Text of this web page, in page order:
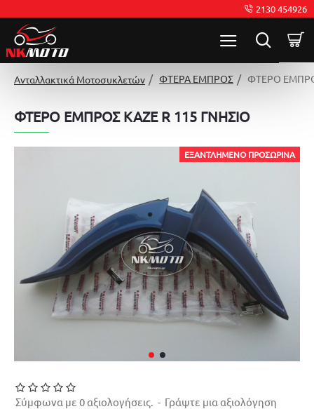
2130 454926
Ανταλλακτικά Μοτοσυκλετών ΦΤΕΡΑ ΕΜΠΡΟΣ ΦΤΕΡΟ
ΦΤΕΡΟ ΕΜΠΡΟΣ KAZE R 115 ΓΝΗΣΙΟ
ΕΞΑΝΤΛΗΜΈΝΟ ΠΡΟΣΩΡΙΝΆ
Σύμφωνα με 0 αξιολογήσεις. - Γράψτε μια αξιολόγηση